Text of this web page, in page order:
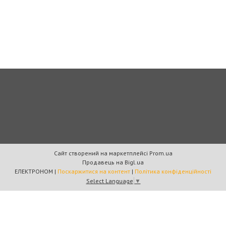
Сайт створений на маркетплейсі Prom.ua
Продавець на Bigl.ua
ЕЛЕКТРОНОМ | Поскаржитися на контент | Політика конфіденційності
Select Language ▼